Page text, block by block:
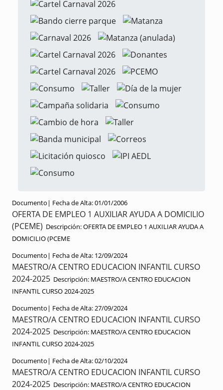
Documento| Fecha de Alta:01/01/2006
OFERTA DE EMPLEO 1 AUXILIAR AYUDA A DOMICILIO
(PCEME) Descripción:OFERTA DE EMPLEO 1 AUXILIAR AYUDA A
DOMICILIO (PCEME
Documento| Fecha de Alta: 12/09/2024
MAESTRO/A CENTRO EDUCACION INFANTIL CURSO
2024-2025 Descripción: MAESTRO/A CENTRO EDUCACION
INFANTIL CURSO 2024-2025
Documento| Fecha de Alta:27/09/2024
MAESTRO/A CENTRO EDUCACION INFANTIL CURSO
2024-2025 Descripción: MAESTRO/A CENTRO EDUCACION
INFANTIL CURSO 2024-2025
Documento| Fecha de Alta:02/10/2024
MAESTRO/A CENTRO EDUCACION INFANTIL CURSO
2024-2025 Descripción: MAESTRO/A CENTRO EDUCACION